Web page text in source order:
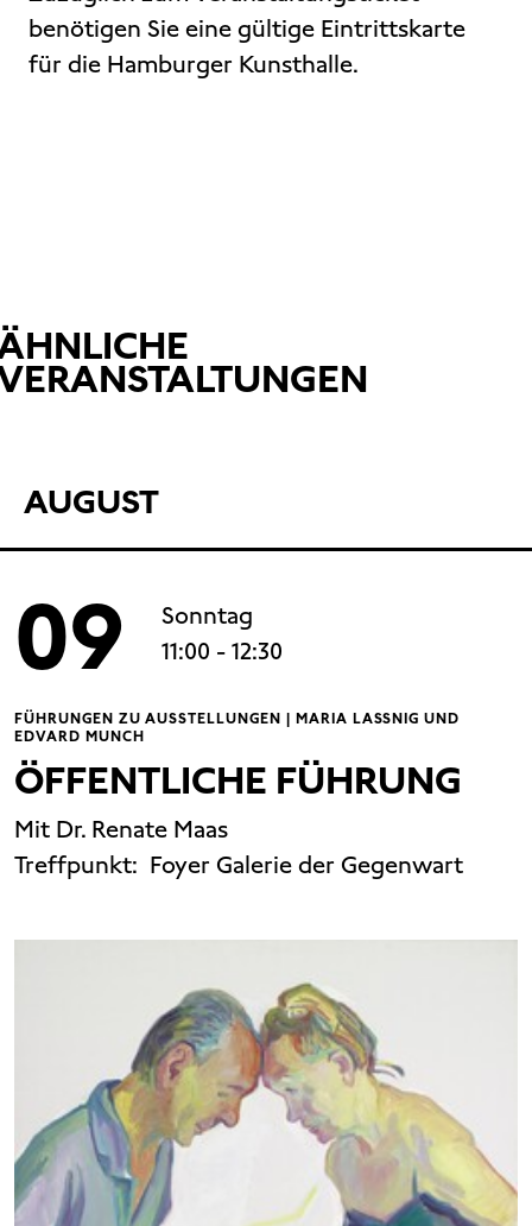
benötigen Sie eine gültige Eintrittskarte
für die Hamburger Kunsthalle.
AUGUST
09
Sonntag
11:00 - 12:30
FÜHRUNGEN ZU AUSSTELLUNGEN | MARIA LASSNIG UND
EDVARD MUNCH
ÖFFENTLICHE FÜHRUNG
Mit Dr. Renate Maas
Treffpunkt: Foyer Galerie der Gegenwart